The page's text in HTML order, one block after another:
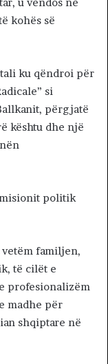
kohës së
ku qëndroi për
si
përgjatë
kështu dhe një
politik
familjen,
të cilët e
profesionalizëm
madhe për
shqiptare në